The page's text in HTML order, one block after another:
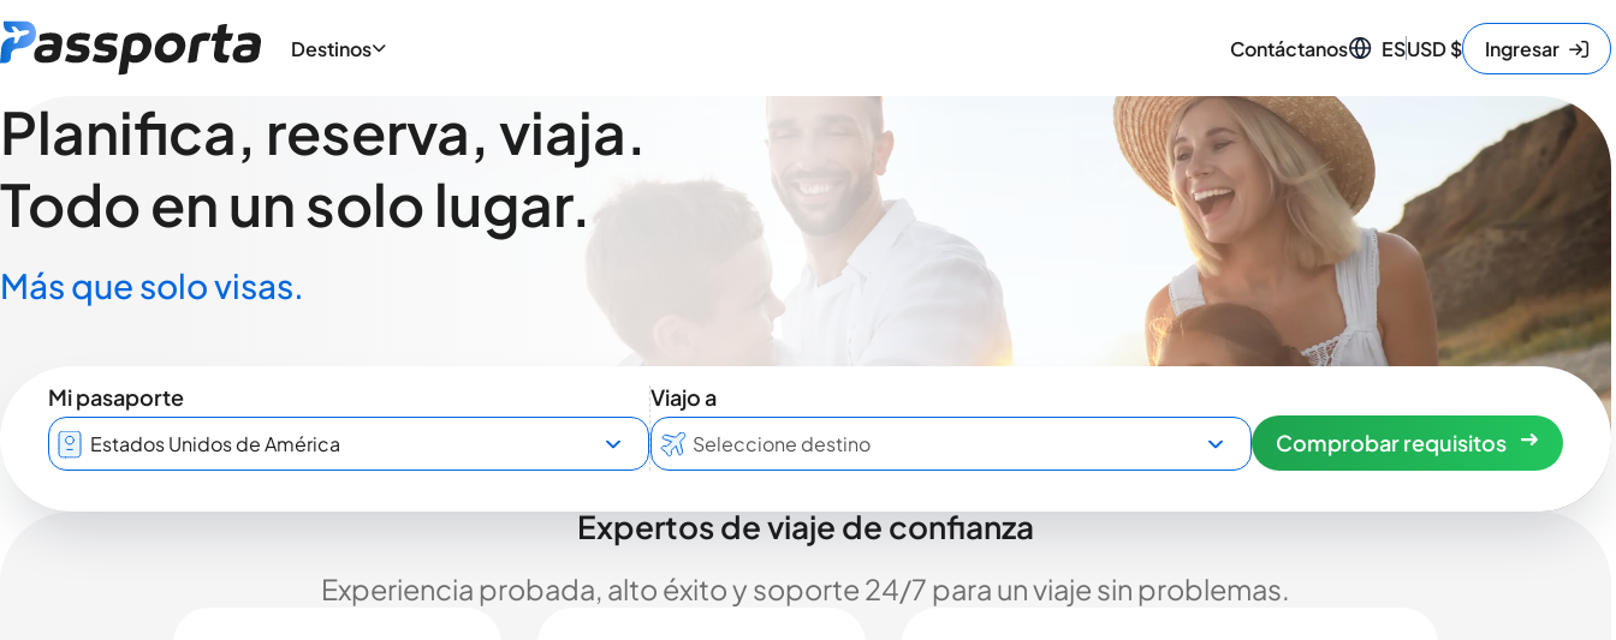
Destinos Contáctanos ESUSD$ Ingresar
Planifica, reserva, viaja.
Todo en un solo lugar.
Más que solo visas.
Mi pasaporte
Viajo a
Comprobar requisitos
Expertos de viaje de confianza
Experiencia probada, alto éxito y soporte 24/7 para un viaje sin problemas.